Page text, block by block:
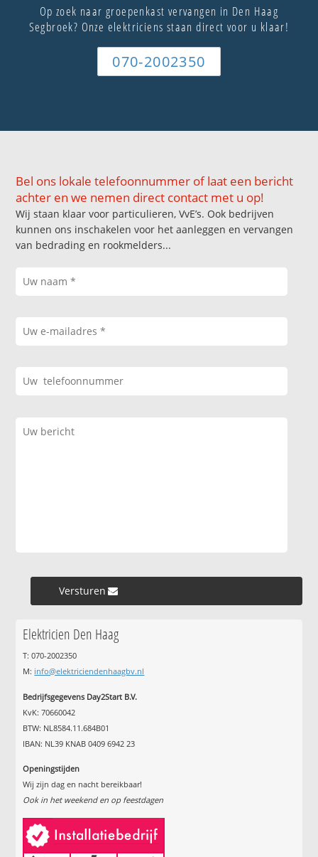
Op zoek naar groepenkast vervangen in Den Haag
Segbroek? Onze elektriciens staan direct voor u klaar!
070-2002350
Bel ons lokale telefoonnummer of laat een bericht
achter en we nemen direct contact met u op!
Wij staan klaar voor particulieren, VvE’s. Ook bedrijven
kunnen ons inschakelen voor het aanleggen en vervangen
van bedrading en rookmelders...
Versturen »
Elektricien Den Haag
T: 070-2002350
M: info@elektriciendenhaagbv.nl
Bedrijfsgegevens Day2Start B.V.
KvK: 70660042
BTW: NL8584.11.684B01
IBAN: NL39 KNAB 0409 6942 23
Openingstijden
Wij zijn dag en nacht bereikbaar!
Ook in het weekend en op feestdagen